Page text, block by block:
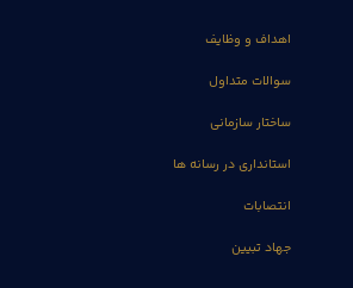
اهداف و وظایف
سوالات متداول
ساختار سازمانی
استانداری در رسانه ها
انتصابات
جهاد تبیین